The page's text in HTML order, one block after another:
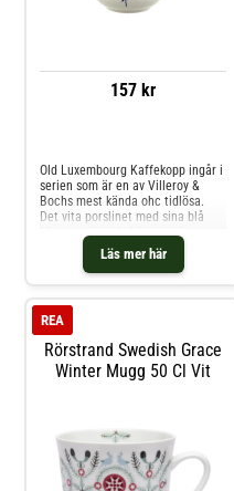
157 kr
Läs mer här
Old Luxembourg Kaffekopp ingår i
serien som är en av Villeroy &
Bochs mest kända ohc tidlösa.
Det vita porslinet med sina blå
blommor är vida känt samlare
över hela världen har serien
hemma. Den blå tunna kanten och
texturen på koppen tillsammans
passar både vardag och fest. Det
är en både elegant och praktisk
serie, porslinet är av hög kvalitet
och tål både mikro och
diskmaskin. Shoppa Kaffekoppar
Rörstrand Swedish Grace
Winter Mugg 50 Cl Vit
REA